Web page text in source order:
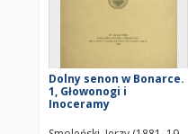
Dolny senon w Bonarce.
1, Głowonogi i
Inoceramy